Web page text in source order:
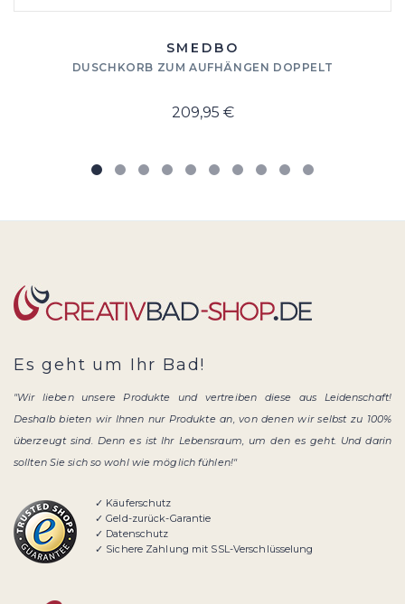
SMEDBO
DUSCHKORB ZUM AUFHÄNGEN DOPPELT
209,95 €
Es geht um Ihr Bad!
"Wir lieben unsere Produkte und vertreiben diese aus Leidenschaft!
Deshalb bieten wir Ihnen nur Produkte an, von denen wir selbst zu 100%
überzeugt sind. Denn es ist Ihr Lebensraum, um den es geht. Und darin
sollten Sie sich so wohl wie möglich fühlen!"
✓ Käuferschutz
✓ Geld-zurück-Garantie
✓ Datenschutz
✓ Sichere Zahlung mit SSL-Verschlüsselung